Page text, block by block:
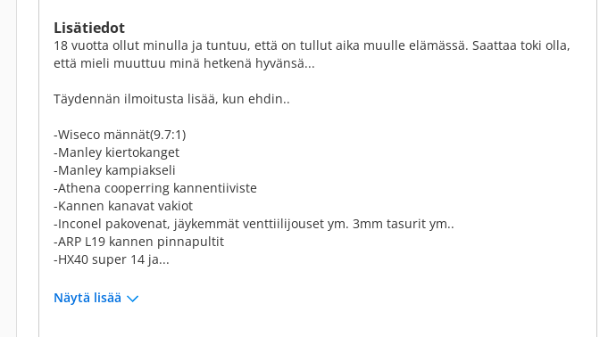
Lisätiedot
18 vuotta ollut minulla ja tuntuu, että on tullut aika muulle elämässä. Saattaa toki olla,
että mieli muuttuu minä hetkenä hyvänsä...
Täydennän ilmoitusta lisää, kun ehdin..
-Wiseco männät(9.7:1)
-Manley kiertokanget
-Manley kampiakseli
-Athena cooperring kannentiiviste
-Kannen kanavat vakiot
-Inconel pakovenat, jäykemmät venttiilijouset ym. 3mm tasurit ym..
-ARP L19 kannen pinnapultit
-HX40 super 14 ja...
Näytä lisää